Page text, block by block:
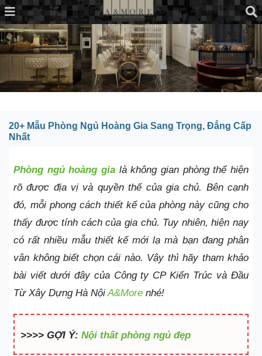
20+ Mẫu Phòng Ngủ Hoàng Gia Sang Trọng, Đẳng Cấp
Nhất
Phòng ngủ hoàng gia là không gian phòng thể hiện
rõ được địa vị và quyền thế của gia chủ. Bên cạnh
đó, mỗi phong cách thiết kế của phòng này cũng cho
thấy được tính cách của gia chủ. Tuy nhiên, hiện nay
có rất nhiều mẫu thiết kế mới lạ mà bạn đang phân
vân không biết chọn cái nào. Vậy thì hãy tham khảo
bài viết dưới đây của Công ty CP Kiến Trúc và Đầu
Từ Xây Dựng Hà NộiA&More nhé!
>>>> GỢI Ý: Nội thất phòng ngủ đẹp